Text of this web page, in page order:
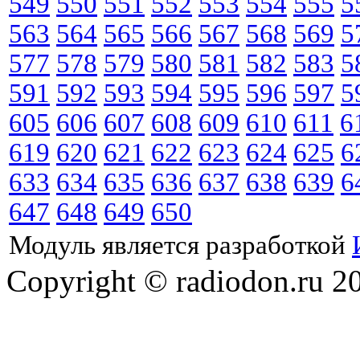
563 564 565 566 567 568 569
577 578 579 580 581 582 583
591 592 593 594 595 596 597
605 606 607 608 609 610 611
619 620 621 622 623 624 625
633 634 635 636 637 638 639
647 648 649 650
Модуль является разработкой
Copyright © radiodon.ru